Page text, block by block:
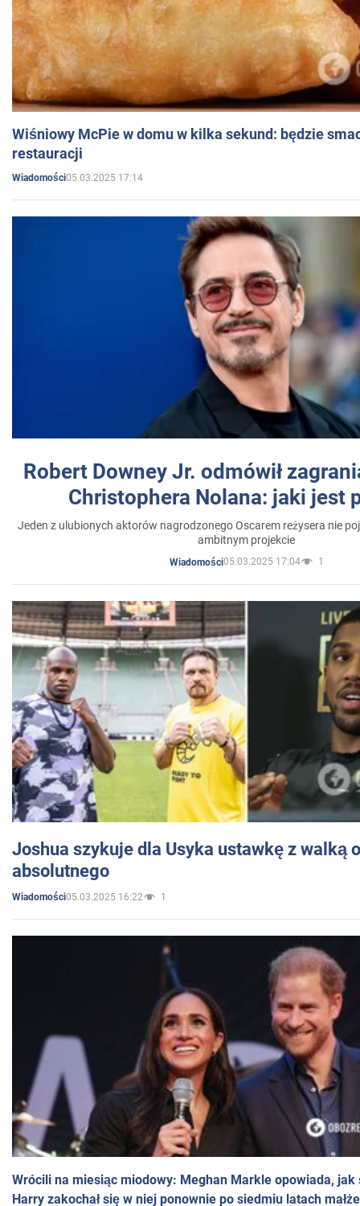
Wiśniowy McPie w domu w kilka sekund: będzie
restauracji
Wiadomości05.03.2025 17:14
Robert Downey Jr. odmówił
Christophera Nolana: jaki jest
Jeden z ulubionych aktorów nagrodzonego Oscarem reżysera nie
ambitnym projekcie
Wiadomości05.03.2025 17:04 1
Joshua szykuje dla Usyka ustawkę z walką
absolutnego
Wiadomości05.03.2025 16:22 1
Wrócili na miesiąc miodowy: Meghan Markle opowiada, jak
Harry zakochał się w niej ponownie po siedmiu latach